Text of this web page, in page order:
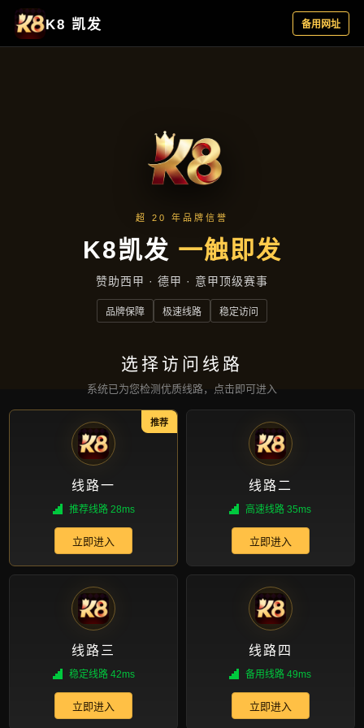
主营产品
首页 主营产品